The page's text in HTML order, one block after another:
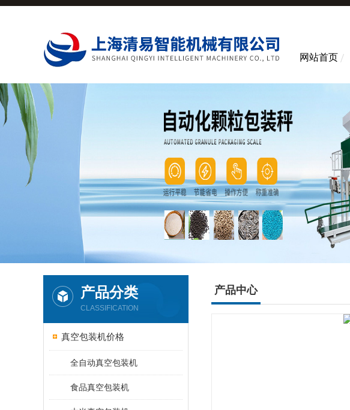
网站首页
产品分类
CLASSIFICATION
真空包装机价格
全自动真空包装机
食品真空包装机
产品中心